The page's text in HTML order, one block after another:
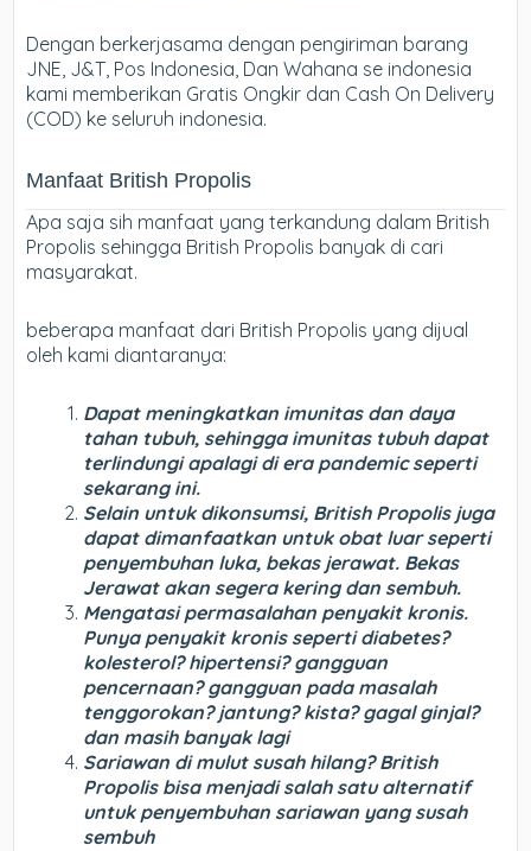
Dengan berkerjasama dengan pengiriman barang
JNE, J&T, Pos Indonesia, Dan Wahana se indonesia
kami memberikan Gratis Ongkir dan Cash On Delivery
(COD) ke seluruh indonesia.
Manfaat British Propolis
Apa saja sih manfaat yang terkandung dalam British
Propolis sehingga British Propolis banyak di cari
masyarakat.
beberapa manfaat dari British Propolis yang dijual
oleh kami diantaranya:
Dapat meningkatkan imunitas dan daya
tahan tubuh, sehingga imunitas tubuh dapat
terlindungi apalagi di era pandemic seperti
sekarang ini.
Selain untuk dikonsumsi, British Propolis juga
dapat dimanfaatkan untuk obat luar seperti
penyembuhan luka, bekas jerawat. Bekas
Jerawat akan segera kering dan sembuh.
Mengatasi permasalahan penyakit kronis.
Punya penyakit kronis seperti diabetes?
kolesterol? hipertensi? gangguan
pencernaan? gangguan pada masalah
tenggorokan? jantung? kista? gagal ginjal?
dan masih banyak lagi
Sariawan di mulut susah hilang? British
Propolis bisa menjadi salah satu alternatif
untuk penyembuhan sariawan yang susah
sembuh